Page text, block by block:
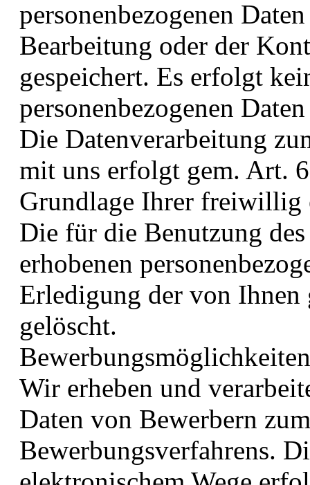
personenbezogenen
Bearbeitung oder der
gespeichert. Es erfolgt
personenbezogenen
Die Datenverarbeitung
mit uns erfolgt gem. Art.
Grundlage Ihrer
Die für die Benutzung
erhobenen
Erledigung der von Ihnen
gelöscht.
Bewerbungsmöglichkeiten
Wir erheben und
Daten von Bewerbern
Bewerbungsverfahrens.